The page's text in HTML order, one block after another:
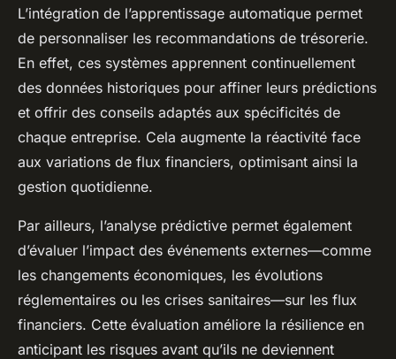
L’intégration de l’apprentissage automatique permet
de personnaliser les recommandations de trésorerie.
En effet, ces systèmes apprennent continuellement
des données historiques pour affiner leurs prédictions
et offrir des conseils adaptés aux spécificités de
chaque entreprise. Cela augmente la réactivité face
aux variations de flux financiers, optimisant ainsi la
gestion quotidienne.
Par ailleurs, l’analyse prédictive permet également
d’évaluer l’impact des événements externes—comme
les changements économiques, les évolutions
réglementaires ou les crises sanitaires—sur les flux
financiers. Cette évaluation améliore la résilience en
anticipant les risques avant qu’ils ne deviennent